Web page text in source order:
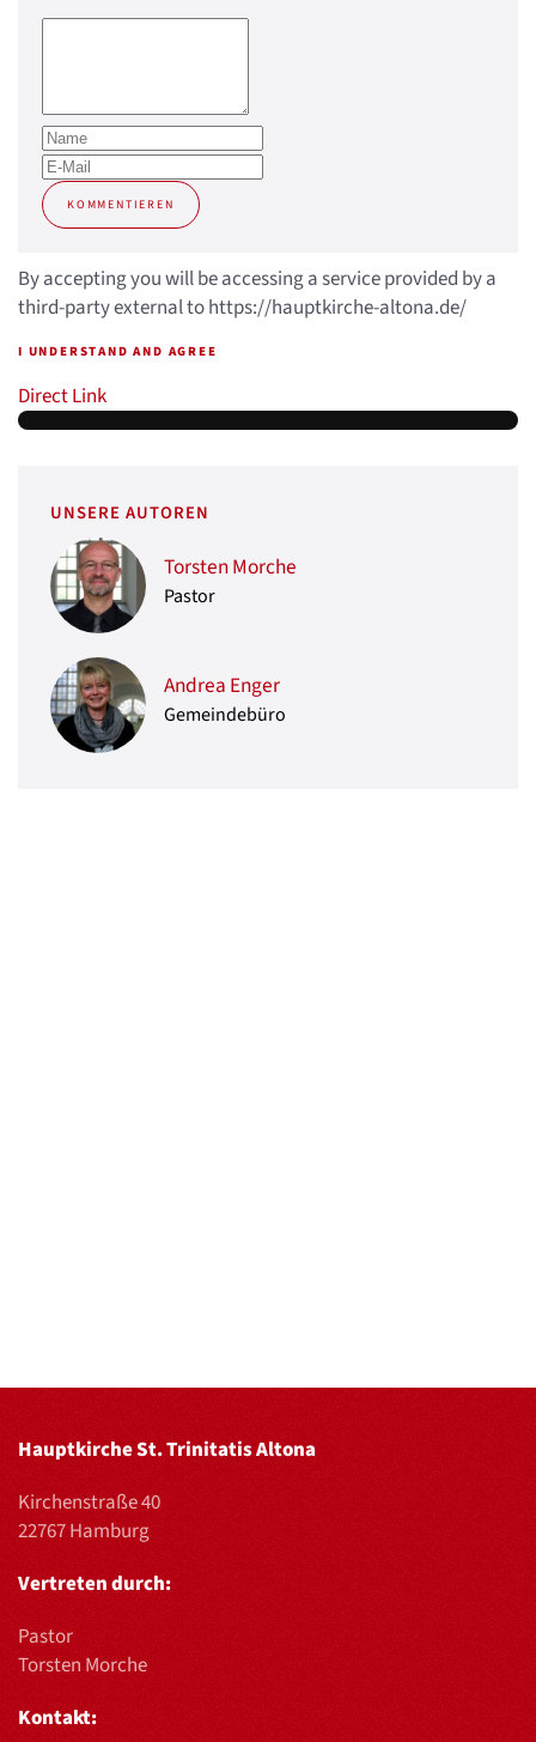
KOMMENTIEREN
By accepting you will be accessing a service provided by a
third-party external to https://hauptkirche-altona.de/
I UNDERSTAND AND AGREE
Direct Link
UNSERE AUTOREN
Torsten Morche
Pastor
Andrea Enger
Gemeindebüro
Hauptkirche St. Trinitatis Altona
Kirchenstraße 40
22767 Hamburg
Vertreten durch:
Pastor
Torsten Morche
Kontakt: